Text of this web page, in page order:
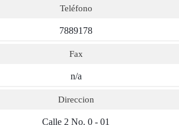
Teléfono
7889178
Fax
n/a
Direccion
Calle 2 No. 0 - 01